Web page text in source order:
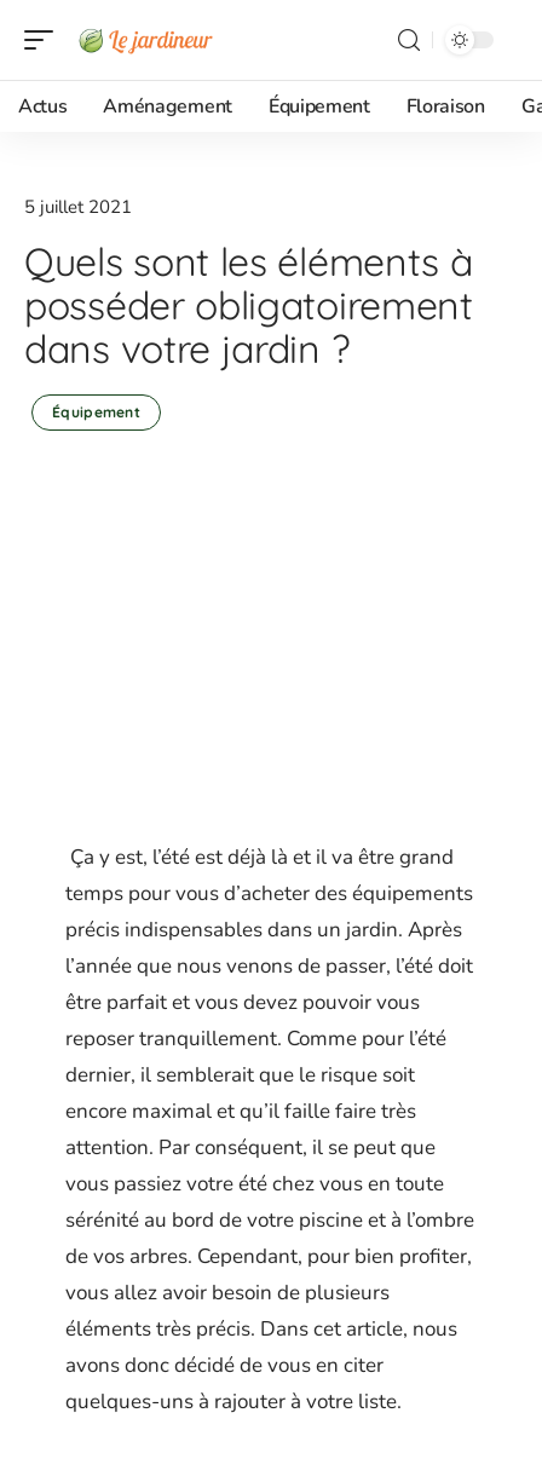
Actus Aménagement Équipement Floraison
5 juillet 2021
Quels sont les éléments à
posséder obligatoirement
dans votre jardin ?
Équipement
Ça y est, l’été est déjà là et il va être grand
temps pour vous d’acheter des équipements
précis indispensables dans un jardin. Après
l’année que nous venons de passer, l’été doit
être parfait et vous devez pouvoir vous
reposer tranquillement. Comme pour l’été
dernier, il semblerait que le risque soit
encore maximal et qu’il faille faire très
attention. Par conséquent, il se peut que
vous passiez votre été chez vous en toute
sérénité au bord de votre piscine et à l’ombre
de vos arbres. Cependant, pour bien profiter,
vous allez avoir besoin de plusieurs
éléments très précis. Dans cet article, nous
avons donc décidé de vous en citer
quelques-uns à rajouter à votre liste.